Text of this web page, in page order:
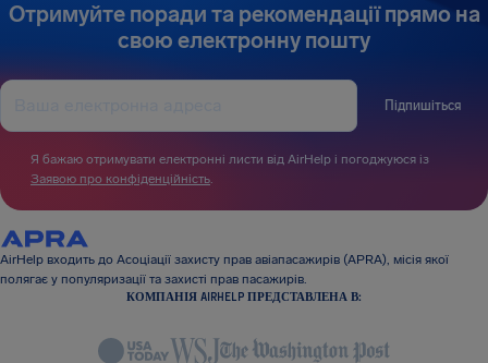
Отримуйте поради та рекомендації прямо на
свою електронну пошту
Підпишіться
Я бажаю отримувати електронні листи від AirHelp і погоджуюся із
Заявою про конфіденційність.
AirHelp входить до Асоціації захисту прав авіапасажирів (APRA), місія якої
полягає у популяризації та захисті прав пасажирів.
КОМПАНІЯ AIRHELP ПРЕДСТАВЛЕНА В: